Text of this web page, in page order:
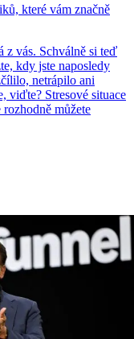
které vám značně
z vás. Schválně si teď
kdy jste naposledy
netrápilo ani
viďte? Stresové situace
můžete